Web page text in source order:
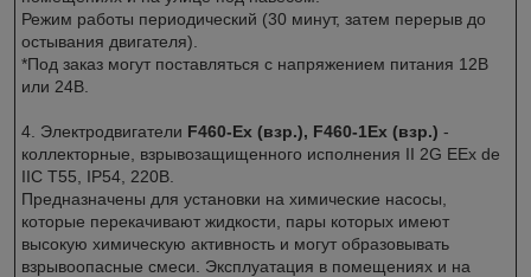
Режим работы периодический (30 минут, затем перерыв до
остывания двигателя).
*Под заказ могут поставляться с напряжением питания 12В
или 24В.
4. Электродвигатели F460-Ex (взр.), F460-1Ex (взр.) -
коллекторные, взрывозащищенного исполнения II 2G EEx de
IIC T55, IP54, 220В.
Предназначены для установки на химические насосы,
которые перекачивают жидкости, пары которых имеют
высокую химическую активность и могут образовывать
взрывоопасные смеси. Эксплуатация в помещениях и на